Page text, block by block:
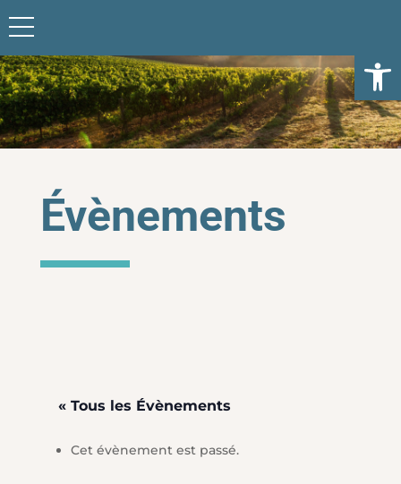
Ouvrir
Évènements
« Tous les Évènements
Cet évènement est passé.